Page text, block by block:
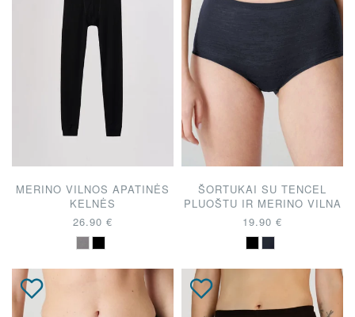
MERINO VILNOS APATINĖS
KELNĖS
26.90 €
ŠORTUKAI SU TENCEL
PLUOŠTU IR MERINO VILNA
19.90 €